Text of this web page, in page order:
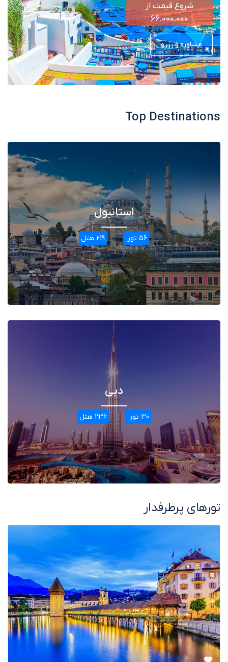
شروع قیمت از
66.000.000
مشاوره و رزرو
Top Destinations
استانبول
56 تور 219 هتل
دبی
30 تور 236 هتل
تورهای پرطرفدار